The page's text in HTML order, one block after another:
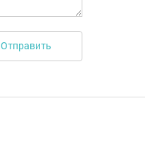
Отправить